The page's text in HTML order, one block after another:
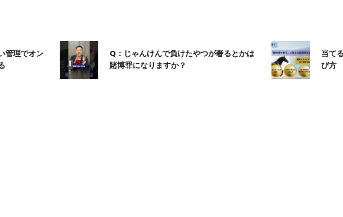
でオン
Q：じゃんけんで負けたやつが奢るとかは
賭博罪になりますか？
当てる競
び方